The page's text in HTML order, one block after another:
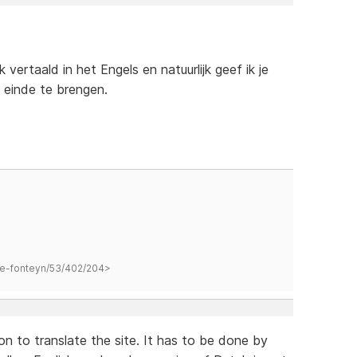
in het Engels en natuurlijk geef ik je
te brengen.
fonteyn/53/402/204>
to translate the site. It has to be done by